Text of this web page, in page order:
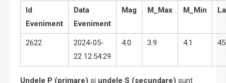
Id
Eveniment
Data
Eveniment
Mag M_Max M_Min
2622
2024-05-
22 12:54:29
4.0 3.9 4.1
Undele P (primare) și undele S (secundare) sunt